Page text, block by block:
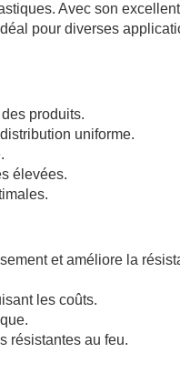
Avec son
pour diverses
produits.
uniforme.
élevées.
et améliore la
les coûts.
résistantes au feu.